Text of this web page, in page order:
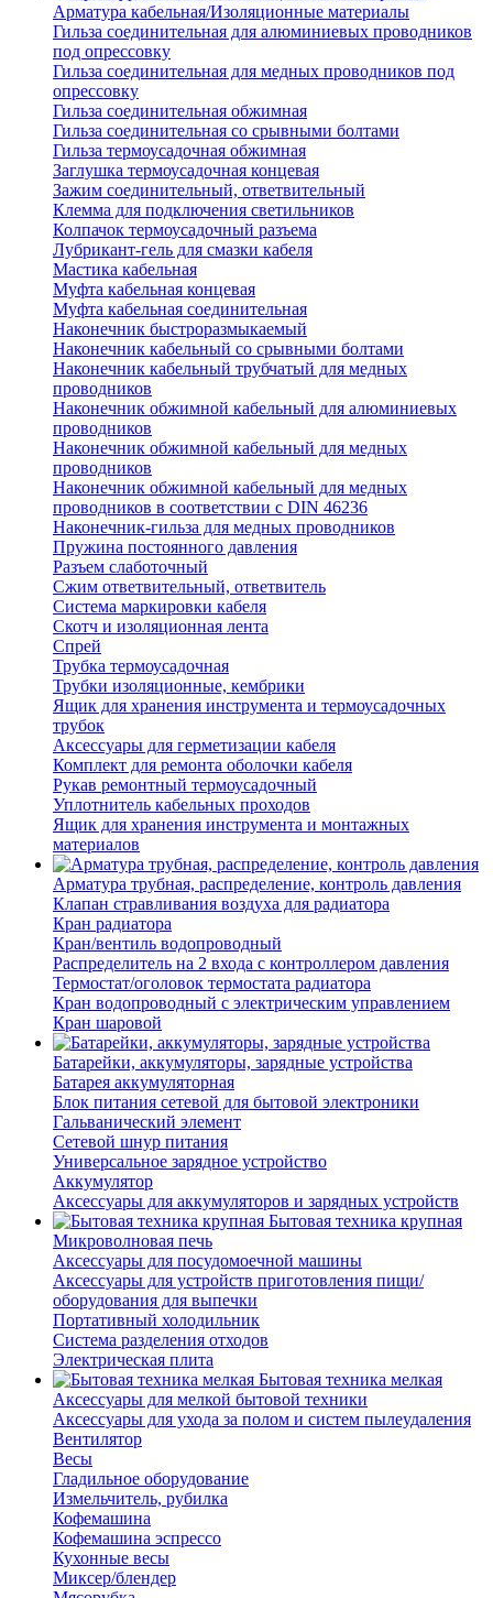
Арматура кабельная/Изоляционные материалы
Гильза соединительная для алюминиевых проводников
под опрессовку
Гильза соединительная для медных проводников под
опрессовку
Гильза соединительная обжимная
Гильза соединительная со срывными болтами
Гильза термоусадочная обжимная
Заглушка термоусадочная концевая
Зажим соединительный, ответвительный
Клемма для подключения светильников
Колпачок термоусадочный разъема
Лубрикант-гель для смазки кабеля
Мастика кабельная
Муфта кабельная концевая
Муфта кабельная соединительная
Наконечник быстроразмыкаемый
Наконечник кабельный со срывными болтами
Наконечник кабельный трубчатый для медных
проводников
Наконечник обжимной кабельный для алюминиевых
проводников
Наконечник обжимной кабельный для медных
проводников
Наконечник обжимной кабельный для медных
проводников в соответствии с DIN 46236
Наконечник-гильза для медных проводников
Пружина постоянного давления
Разъем слаботочный
Сжим ответвительный, ответвитель
Система маркировки кабеля
Скотч и изоляционная лента
Спрей
Трубка термоусадочная
Трубки изоляционные, кембрики
Ящик для хранения инструмента и термоусадочных
трубок
Аксессуары для герметизации кабеля
Комплект для ремонта оболочки кабеля
Рукав ремонтный термоусадочный
Уплотнитель кабельных проходов
Ящик для хранения инструмента и монтажных
материалов
Арматура трубная, распределение, контроль давления
Клапан стравливания воздуха для радиатора
Кран радиатора
Кран/вентиль водопроводный
Распределитель на 2 входа с контроллером давления
Термостат/оголовок термостата радиатора
Кран водопроводный с электрическим управлением
Кран шаровой
Батарейки, аккумуляторы, зарядные устройства
Батарея аккумуляторная
Блок питания сетевой для бытовой электроники
Гальванический элемент
Сетевой шнур питания
Универсальное зарядное устройство
Аккумулятор
Аксессуары для аккумуляторов и зарядных устройств
Бытовая техника крупная
Микроволновая печь
Аксессуары для посудомоечной машины
Аксессуары для устройств приготовления пищи/
оборудования для выпечки
Портативный холодильник
Система разделения отходов
Электрическая плита
Бытовая техника мелкая
Аксессуары для мелкой бытовой техники
Аксессуары для ухода за полом и систем пылеудаления
Вентилятор
Весы
Гладильное оборудование
Измельчитель, рубилка
Кофемашина
Кофемашина эспрессо
Кухонные весы
Миксер/блендер